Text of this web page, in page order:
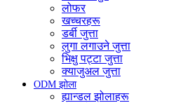
लोफर
खच्चरहरू
डर्बी जुत्ता
लुगा लगाउने जुत्ता
भिक्षु पट्टा जुत्ता
क्याजुअल जुत्ता
ODM झोला
ह्यान्डल झोलाहरू